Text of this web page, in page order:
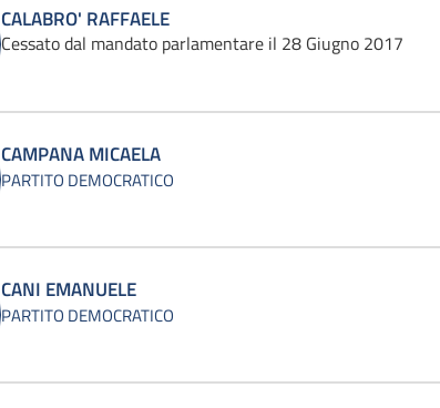
CALABRO' RAFFAELE
Cessato dal mandato parlamentare il 28 Giugno 2017
CAMPANA MICAELA
PARTITO DEMOCRATICO
CANI EMANUELE
PARTITO DEMOCRATICO